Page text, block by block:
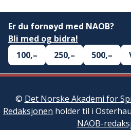
Er du fornøyd med NAOB?
Bli med og bidra!
100,–
250,– 500,–
© Det Norske Akademi for
Redaksjonen holder til i
NAOB-